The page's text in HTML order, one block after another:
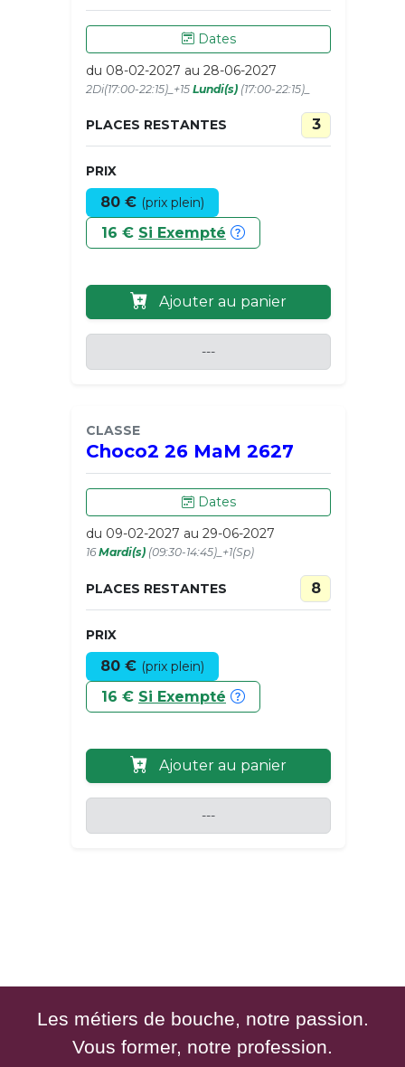
Dates
du 08-02-2027 au 28-06-2027
2Di(17:00-22:15)_+15 Lundi(s) (17:00-22:15)_
PLACES RESTANTES 3
PRIX
80 € (prix plein)
16 € Si Exempté
Ajouter au panier
---
CLASSE
Choco2 26 MaM 2627
Dates
du 09-02-2027 au 29-06-2027
16Mardi(s) (09:30-14:45)_+1(Sp)
PLACES RESTANTES 8
PRIX
80 € (prix plein)
16 € Si Exempté
Ajouter au panier
---
Les métiers de bouche, notre passion.
Vous former, notre profession.